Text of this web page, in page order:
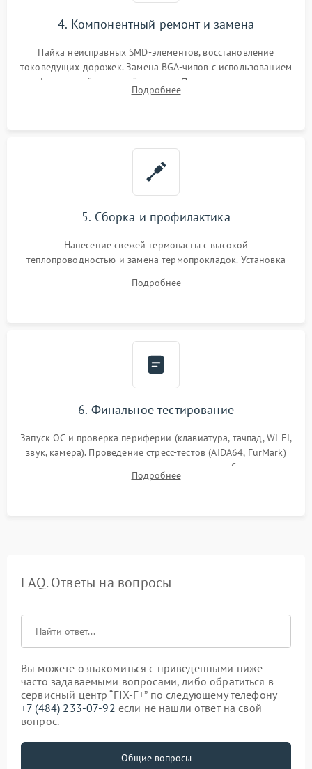
4. Компонентный ремонт и замена
Пайка неисправных SMD-элементов, восстановление
токоведущих дорожек. Замена BGA-чипов с использованием
инфракрасной паяльной станции. Прошивка микросхемы
BIOS или замена поврежденных портов USB
Подробнее
5. Сборка и профилактика
Нанесение свежей термопасты с высокой
теплопроводностью и замена термопрокладок. Установка
шлейфов, модулей памяти и накопителей. Предварительная
Подробнее
6. Финальное тестирование
Запуск ОС и проверка периферии (клавиатура, тачпад, Wi-Fi,
звук, камера). Проведение стресс-тестов (AIDA64, FurMark)
для контроля температурного режима и стабильности
системы под пиковой нагрузкой.
Подробнее
FAQ. Ответы на вопросы
Вы можете ознакомиться с приведенными ниже
часто задаваемыми вопросами, либо обратиться в
сервисный центр “FIX-F+” по следующему телефону
+7 (484) 233-07-92 если не нашли ответ на свой
вопрос.
Общие вопросы